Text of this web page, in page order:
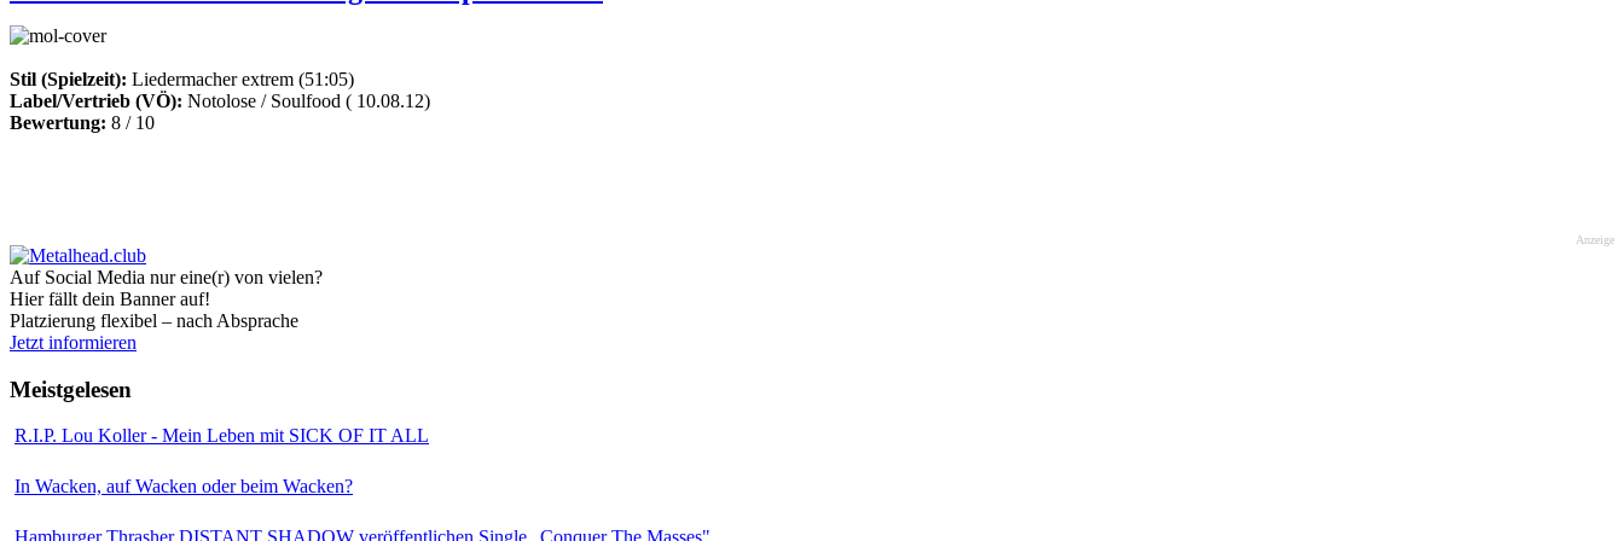
Stil (Spielzeit): Liedermacher extrem (51:05)
Label/Vertrieb (VÖ): Notolose / Soulfood ( 10.08.12)
Bewertung: 8 / 10
Anzeige
Auf Social Media nur eine(r) von vielen?
Hier fällt dein Banner auf!
Platzierung flexibel – nach Absprache
Jetzt informieren
Meistgelesen
R.I.P. Lou Koller - Mein Leben mit SICK OF IT ALL
In Wacken, auf Wacken oder beim Wacken?